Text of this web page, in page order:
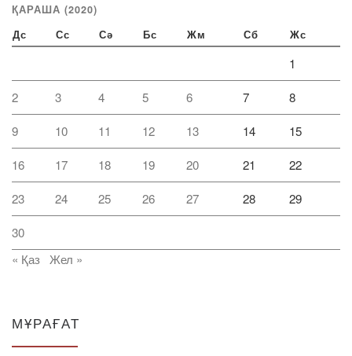
ҚАРАША (2020)
Дс Сс Сә Бс Жм Сб Жс
1
2 3 4 5 6 7 8
9 10 11 12 13 14 15
16 17 18 19 20 21 22
23 24 25 26 27 28 29
30
« Қаз
Жел »
МҰРАҒАТ